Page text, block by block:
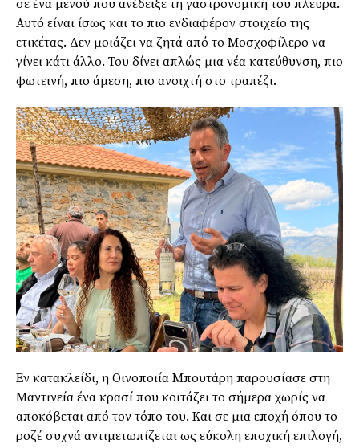
σε ένα μενού που ανέδειξε τη γαστρονομική του πλευρά.
Αυτό είναι ίσως και το πιο ενδιαφέρον στοιχείο της
ετικέτας. Δεν μοιάζει να ζητά από το Μοσχοφίλερο να
γίνει κάτι άλλο. Του δίνει απλώς μια νέα κατεύθυνση, πιο
φωτεινή, πιο άμεση, πιο ανοιχτή στο τραπέζι.
Εν κατακλείδι, η Οινοποιία Μπουτάρη παρουσίασε στη
Μαντινεία ένα κρασί που κοιτάζει το σήμερα χωρίς να
αποκόβεται από τον τόπο του. Και σε μια εποχή όπου το
ροζέ συχνά αντιμετωπίζεται ως εύκολη εποχική επιλογή,